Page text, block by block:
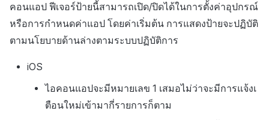
คอนแอป ฟีเจอร์ป้ายนี้สามารถเปิด/ปิดได้ในการตั้งค่าอุปกรณ์
หรือการกำหนดค่าแอป โดยค่าเริ่มต้น การแสดงป้ายจะปฏิบัติ
ตามนโยบายด้านล่างตามระบบปฏิบัติการ
iOS
ไอคอนแอปจะมีหมายเลข 1 เสมอไม่ว่าจะมีการแจ้งเ
ตือนใหม่เข้ามากี่รายการก็ตาม